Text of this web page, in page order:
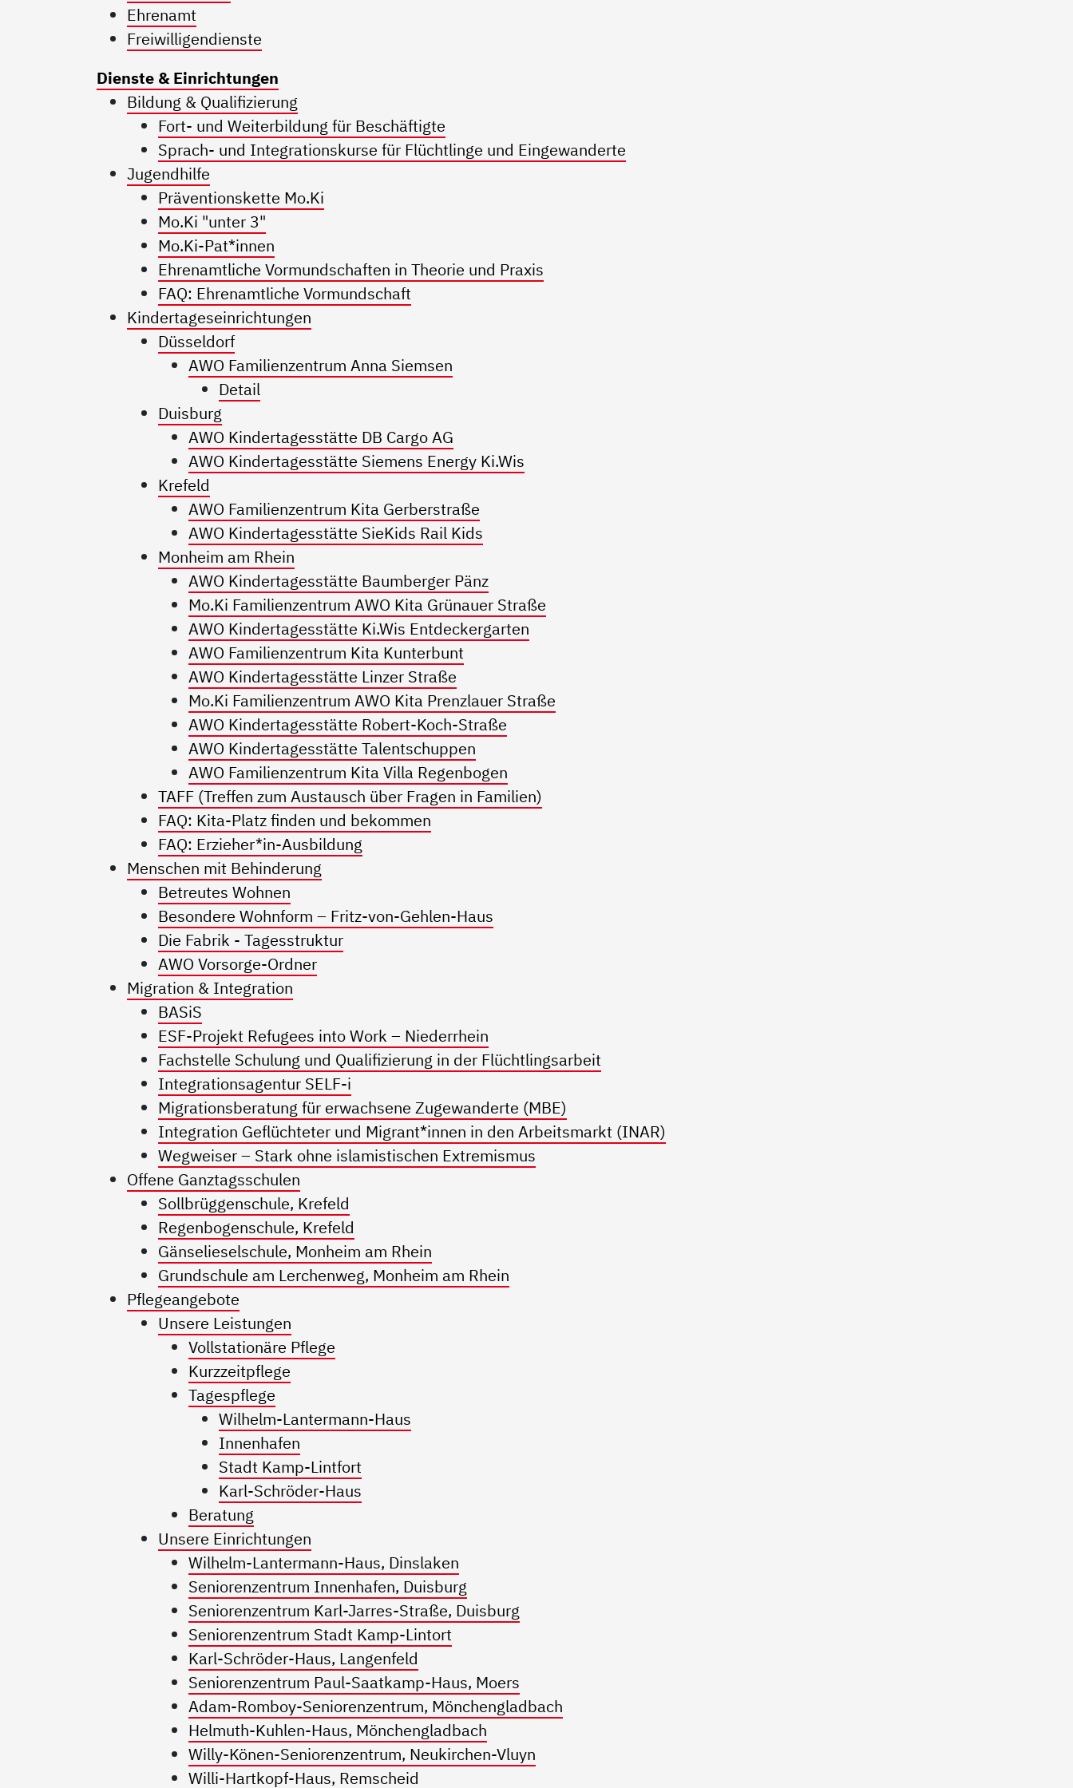
Ehrenamt
Freiwilligendienste
Dienste & Einrichtungen
Bildung & Qualifizierung
Fort- und Weiterbildung für Beschäftigte
Sprach- und Integrationskurse für Flüchtlinge und Eingewanderte
Jugendhilfe
Präventionskette Mo.Ki
Mo.Ki "unter 3"
Mo.Ki-Pat*innen
Ehrenamtliche Vormundschaften in Theorie und Praxis
FAQ: Ehrenamtliche Vormundschaft
Kindertageseinrichtungen
Düsseldorf
AWO Familienzentrum Anna Siemsen
Detail
Duisburg
AWO Kindertagesstätte DB Cargo AG
AWO Kindertagesstätte Siemens Energy Ki.Wis
Krefeld
AWO Familienzentrum Kita Gerberstraße
AWO Kindertagesstätte SieKids Rail Kids
Monheim am Rhein
AWO Kindertagesstätte Baumberger Pänz
Mo.Ki Familienzentrum AWO Kita Grünauer Straße
AWO Kindertagesstätte Ki.Wis Entdeckergarten
AWO Familienzentrum Kita Kunterbunt
AWO Kindertagesstätte Linzer Straße
Mo.Ki Familienzentrum AWO Kita Prenzlauer Straße
AWO Kindertagesstätte Robert-Koch-Straße
AWO Kindertagesstätte Talentschuppen
AWO Familienzentrum Kita Villa Regenbogen
TAFF (Treffen zum Austausch über Fragen in Familien)
FAQ: Kita-Platz finden und bekommen
FAQ: Erzieher*in-Ausbildung
Menschen mit Behinderung
Betreutes Wohnen
Besondere Wohnform – Fritz-von-Gehlen-Haus
Die Fabrik - Tagesstruktur
AWO Vorsorge-Ordner
Migration & Integration
BASiS
ESF-Projekt Refugees into Work – Niederrhein
Fachstelle Schulung und Qualifizierung in der Flüchtlingsarbeit
Integrationsagentur SELF-i
Migrationsberatung für erwachsene Zugewanderte (MBE)
Integration Geflüchteter und Migrant*innen in den Arbeitsmarkt (INAR)
Wegweiser – Stark ohne islamistischen Extremismus
Offene Ganztagsschulen
Sollbrüggenschule, Krefeld
Regenbogenschule, Krefeld
Gänselieselschule, Monheim am Rhein
Grundschule am Lerchenweg, Monheim am Rhein
Pflegeangebote
Unsere Leistungen
Vollstationäre Pflege
Kurzzeitpflege
Tagespflege
Wilhelm-Lantermann-Haus
Innenhafen
Stadt Kamp-Lintfort
Karl-Schröder-Haus
Beratung
Unsere Einrichtungen
Wilhelm-Lantermann-Haus, Dinslaken
Seniorenzentrum Innenhafen, Duisburg
Seniorenzentrum Karl-Jarres-Straße, Duisburg
Seniorenzentrum Stadt Kamp-Lintort
Karl-Schröder-Haus, Langenfeld
Seniorenzentrum Paul-Saatkamp-Haus, Moers
Adam-Romboy-Seniorenzentrum, Mönchengladbach
Helmuth-Kuhlen-Haus, Mönchengladbach
Willy-Könen-Seniorenzentrum, Neukirchen-Vluyn
Willi-Hartkopf-Haus, Remscheid